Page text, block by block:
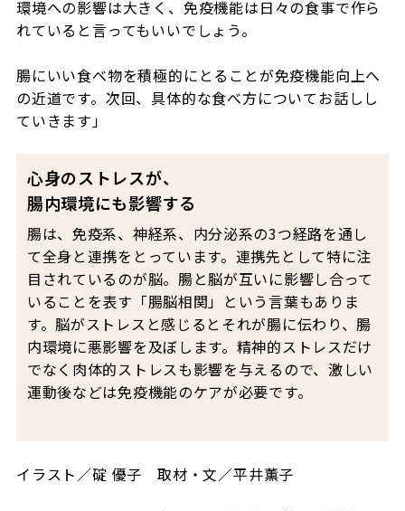
環境への影響は大きく、免疫機能は日々の食事で作ら
れていると言ってもいいでしょう。
腸にいい食べ物を積極的にとることが免疫機能向上へ
の近道です。次回、具体的な食べ方についてお話しし
ていきます」
心身のストレスが、
腸内環境にも影響する
腸は、免疫系、神経系、内分泌系の3つ経路を通し
て全身と連携をとっています。連携先として特に注
目されているのが脳。腸と脳が互いに影響し合って
いることを表す「腸脳相関」という言葉もありま
す。脳がストレスと感じるとそれが腸に伝わり、腸
内環境に悪影響を及ぼします。精神的ストレスだけ
でなく肉体的ストレスも影響を与えるので、激しい
運動後などは免疫機能のケアが必要です。
イラスト／碇 優子 取材・文／平井薫子